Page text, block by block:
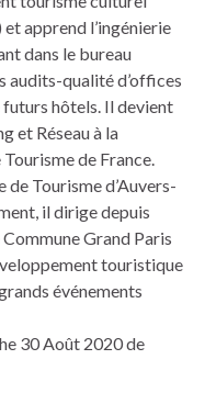
apprend l’ingénierie
dans le bureau
audits-qualité d’offices
futurs hôtels. Il devient
et Réseau à la
de France.
Tourisme d’Auvers-
il dirige depuis
Grand Paris
touristique
événements
30 Août 2020 de